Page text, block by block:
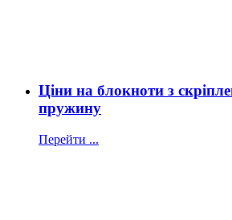
Ціни на блокноти з
пружину
Перейти ...